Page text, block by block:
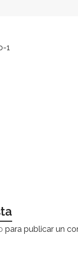
para publicar un